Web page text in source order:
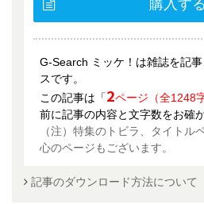
購入する
G-Search ミッケ！は雑誌を記
スです。
この記事は「2ページ（全1248字
前に記事の内容と文字数をお確
（注）特集のトビラ、タイトル
心のページもございます。
記事のダウンロード方法について